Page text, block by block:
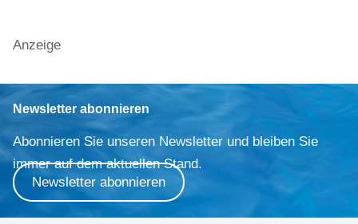
Anzeige
Newsletter abonnieren
Abonnieren Sie unseren Newsletter und bleiben Sie
immer auf dem aktuellen Stand.
Newsletter abonnieren